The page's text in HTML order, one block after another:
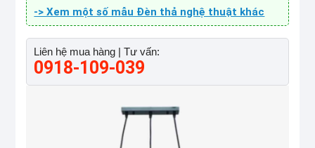
-> Xem một số mẫu Đèn thả nghệ thuật khác
Liên hệ mua hàng | Tư vấn:
0918-109-039